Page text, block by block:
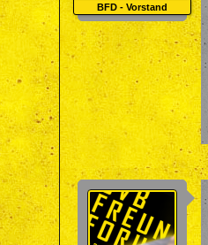
BFD - Vorstand